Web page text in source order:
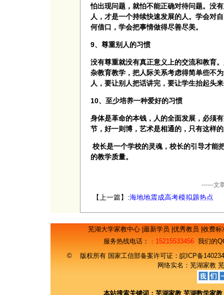
怕出现问题，就怕不能正确对待问题。没
人，才是一个持续快速发展的人。学会对
何借口，学会把事情做得尽善尽美。
9、尊重别人的习惯
没有尊重就没有真正意义上的交流和教育
杂教育教学，把人际关系考虑得简单些不
人，要让别人把话讲完，要让学生抬起头
10、至少培养一种爱好的习惯
身体是革命的本钱，人的全面发展，必须
节，好一则博，艺术是相通的，只有这样
校长是一个学校的灵魂，校长的引导才能
的教学质量。
------文
【上一篇】:海地地震成高考模拟题热点
芜湖大学家教中心 最新学员 优秀教员 收费
服务热线电话：
：15215533456 我们的
© 版权所有 国家工信部备案许可证： 皖ICP备
网络实名： 芜湖家教
本站搜索关键词： 芜湖家教 芜湖数学家教